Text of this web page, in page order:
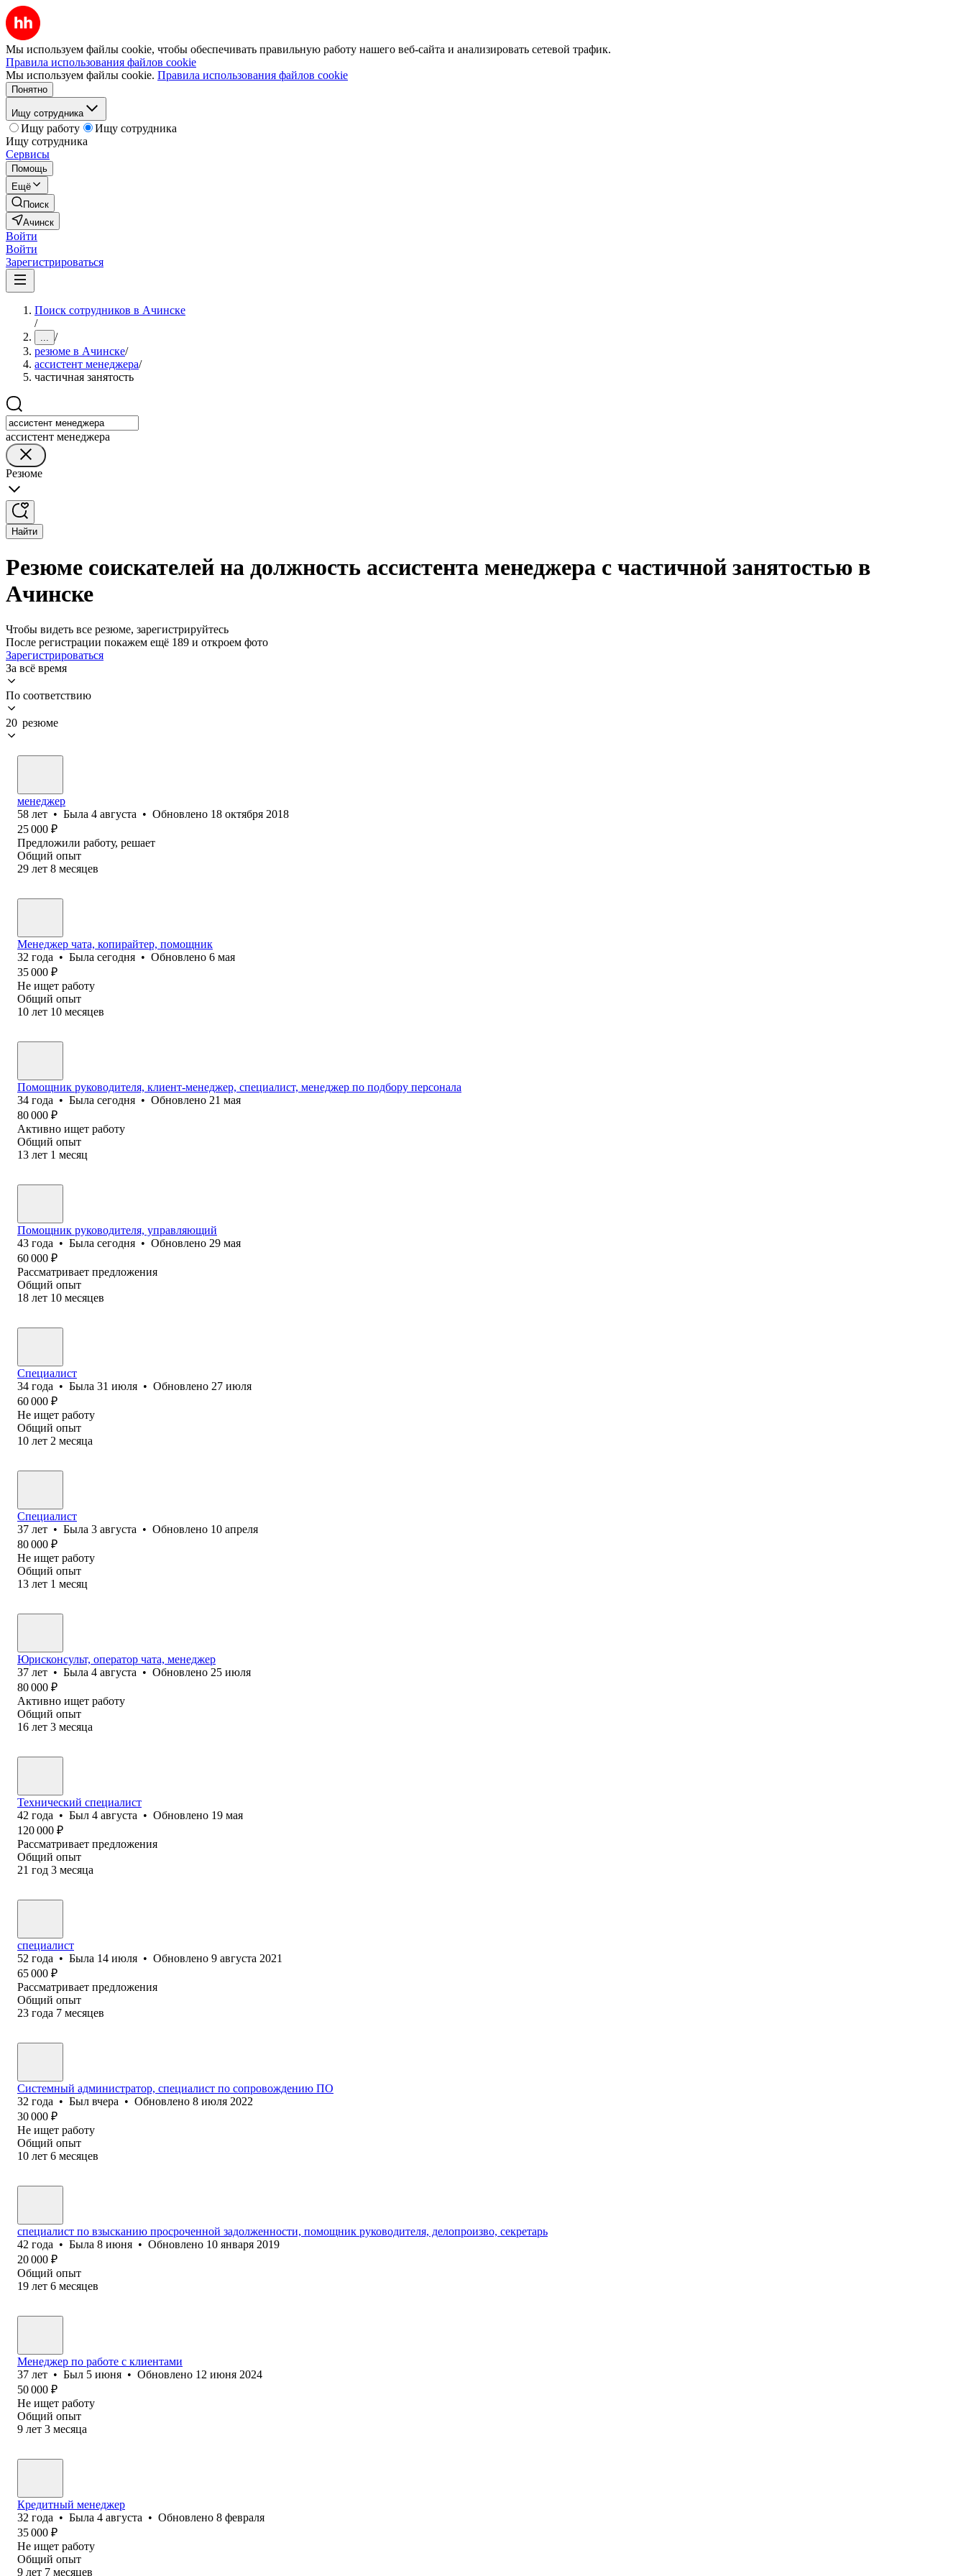
Мы используем файлы cookie, чтобы обеспечивать правильную работу нашего веб-сайта и анализировать сетевой трафик.
Правила использования файлов cookie
Мы используем файлы cookie. Правила использования файлов cookie
Понятно
Ищу сотрудника
Ищу работу
Ищу сотрудника
Ищу сотрудника
Сервисы
Помощь
Ещё
Поиск
Ачинск
Войти
Войти
Зарегистрироваться
Поиск сотрудников в Ачинске
/
... /
резюме в Ачинске/
ассистент менеджера/
частичная занятость
ассистент менеджера
Резюме
Найти
Резюме соискателей на должность ассистента менеджера с частичной занятостью в
Ачинске
Чтобы видеть все резюме, зарегистрируйтесь
После регистрации покажем ещё 189 и откроем фото
Зарегистрироваться
За всё время
По соответствию
20 резюме
менеджер
58 лет • Была 4 августа • Обновлено 18 октября 2018
25 000 ₽
Предложили работу, решает
Общий опыт
29 лет 8 месяцев
Менеджер чата, копирайтер, помощник
32 года • Была сегодня • Обновлено 6 мая
35 000 ₽
Не ищет работу
Общий опыт
10 лет 10 месяцев
Помощник руководителя, клиент-менеджер, специалист, менеджер по подбору персонала
34 года • Была сегодня • Обновлено 21 мая
80 000 ₽
Активно ищет работу
Общий опыт
13 лет 1 месяц
Помощник руководителя, управляющий
43 года • Была сегодня • Обновлено 29 мая
60 000 ₽
Рассматривает предложения
Общий опыт
18 лет 10 месяцев
Специалист
34 года • Была 31 июля • Обновлено 27 июля
60 000 ₽
Не ищет работу
Общий опыт
10 лет 2 месяца
Специалист
37 лет • Была 3 августа • Обновлено 10 апреля
80 000 ₽
Не ищет работу
Общий опыт
13 лет 1 месяц
Юрисконсульт, оператор чата, менеджер
37 лет • Была 4 августа • Обновлено 25 июля
80 000 ₽
Активно ищет работу
Общий опыт
16 лет 3 месяца
Технический специалист
42 года • Был 4 августа • Обновлено 19 мая
120 000 ₽
Рассматривает предложения
Общий опыт
21 год 3 месяца
специалист
52 года • Была 14 июля • Обновлено 9 августа 2021
65 000 ₽
Рассматривает предложения
Общий опыт
23 года 7 месяцев
Системный администратор, специалист по сопровождению ПО
32 года • Был вчера • Обновлено 8 июля 2022
30 000 ₽
Не ищет работу
Общий опыт
10 лет 6 месяцев
специалист по взысканию просроченной задолженности, помощник руководителя, делопроизво, секретарь
42 года • Была 8 июня • Обновлено 10 января 2019
20 000 ₽
Общий опыт
19 лет 6 месяцев
Менеджер по работе с клиентами
37 лет • Был 5 июня • Обновлено 12 июня 2024
50 000 ₽
Не ищет работу
Общий опыт
9 лет 3 месяца
Кредитный менеджер
32 года • Была 4 августа • Обновлено 8 февраля
35 000 ₽
Не ищет работу
Общий опыт
9 лет 7 месяцев